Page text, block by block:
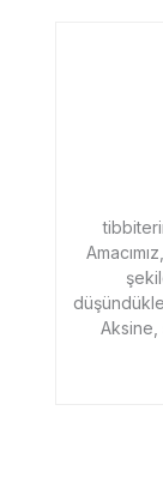
Aksine,